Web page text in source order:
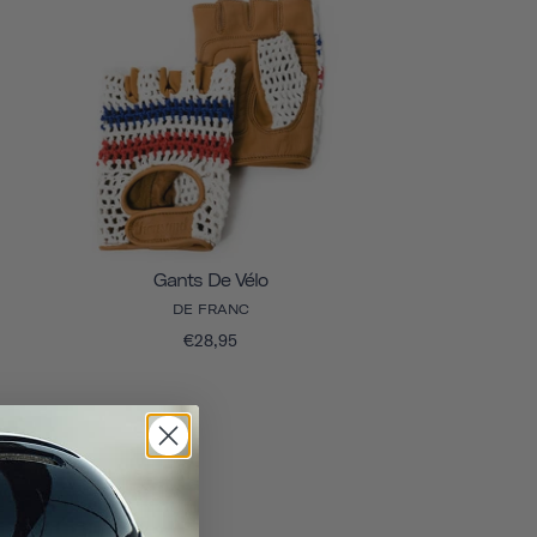
Gants De Vélo
DE FRANC
€28,95